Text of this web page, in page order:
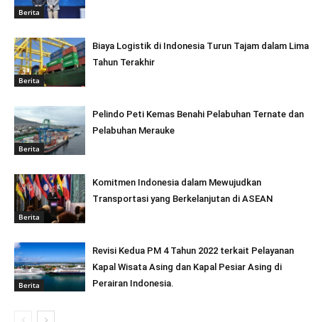
Berita
Berita
Biaya Logistik di Indonesia Turun Tajam dalam Lima
Tahun Terakhir
Berita
Pelindo Peti Kemas Benahi Pelabuhan Ternate dan
Pelabuhan Merauke
Berita
Komitmen Indonesia dalam Mewujudkan
Transportasi yang Berkelanjutan di ASEAN
Berita
Revisi Kedua PM 4 Tahun 2022 terkait Pelayanan
Kapal Wisata Asing dan Kapal Pesiar Asing di
Perairan Indonesia.